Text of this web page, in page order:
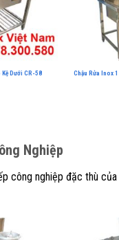
Dưới CR-58
Chậu Rửa Inox
Nghiệp
công nghiệp đặc thù